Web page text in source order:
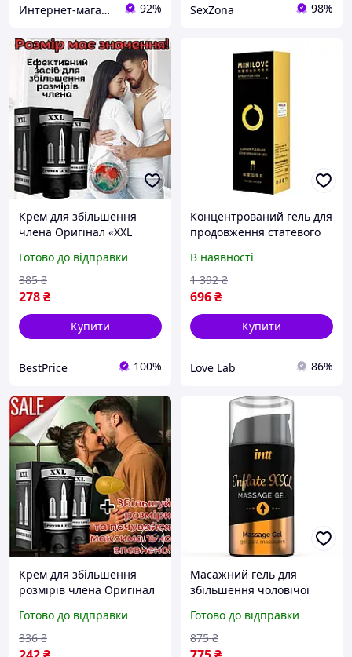
Интернет-магазин "Просто" 92% SexZona 98%
Крем для збільшення
члена Оригінал «XXL
Готово до відправки
278₴
385 ₴
Купити
BestPrice 100%
Концентрований гель для
продовження статевого
та довше задоволення
В наявності
696₴
1 392 ₴
Купити
Love Lab 86%
Крем для збільшення
розмірів члена Оригінал
довгого сексу
Готово до відправки
336 ₴
Масажний гель для
збільшення чоловічої
ерекції Intt XXL (15 мл)
Готово до відправки
875 ₴